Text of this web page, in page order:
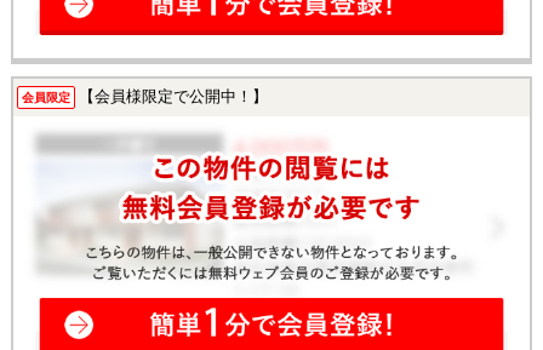
会員限定 【会員様限定で公開中！】